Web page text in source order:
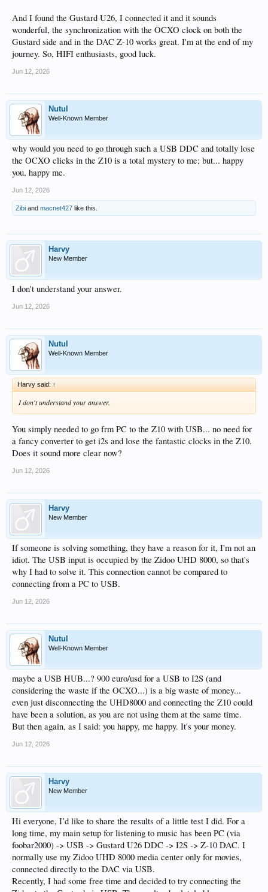
And I found the Gustard U26, I connected it and it sounds
wonderful, the synchronization with the OCXO clock on both the
Gustard side and in the DAC Z-10 works great. I'm at the end of my
journey. So, HIFI enthusiasts, good luck.
Jun 12, 2026
Nutul
Well-Known Member
why would you need to go through such a USB DDC and totally lose
the OCXO clicks in the Z10 is a total mystery to me; but... happy
you, happy me.
Jun 12, 2026
Zibi and macnet427 like this.
Harvy
New Member
I don't understand your answer.
Jun 12, 2026
Nutul
Well-Known Member
Harvy said: ↑
I don't understand your answer.
You simply needed to go frm PC to the Z10 with USB... no need for
a fancy converter to get i2s and lose the fantastic clocks in the Z10.
Does it sound more clear now?
Jun 12, 2026
Harvy
New Member
If someone is solving something, they have a reason for it, I'm not an
idiot. The USB input is occupied by the Zidoo UHD 8000, so that's
why I had to solve it. This connection cannot be compared to
connecting from a PC to USB.
Jun 12, 2026
Nutul
Well-Known Member
maybe a USB HUB...? 900 euro/usd for a USB to I2S (and
considering the waste if the OCXO...) is a big waste of money...
even just disconnecting the UHD8000 and connecting the Z10 could
have been a solution, as you are not using them at the same time.
But then again, as I said: you happy, me happy. It's your money.
Jun 12, 2026
Harvy
New Member
Hi everyone, I’d like to share the results of a little test I did. For a
long time, my main setup for listening to music has been PC (via
foobar2000) -> USB -> Gustard U26 DDC -> I2S -> Z-10 DAC. I
normally use my Zidoo UHD 8000 media center only for movies,
connected directly to the DAC via USB.
Recently, I had some free time and decided to try connecting the